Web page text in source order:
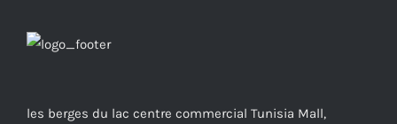
les berges du lac centre commercial Tunisia Mall,